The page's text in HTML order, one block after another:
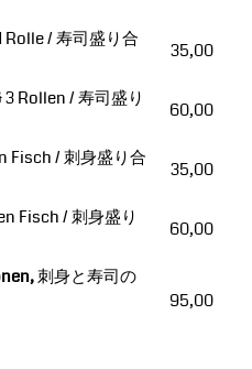
Rolle / 寿司盛り合
35,00
3 Rollen / 寿司盛り
60,00
Fisch / 刺身盛り合
35,00
Fisch / 刺身盛り
60,00
刺身と寿司の
95,00